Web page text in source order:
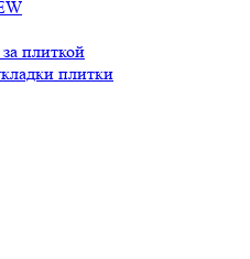
плиткой
плитки